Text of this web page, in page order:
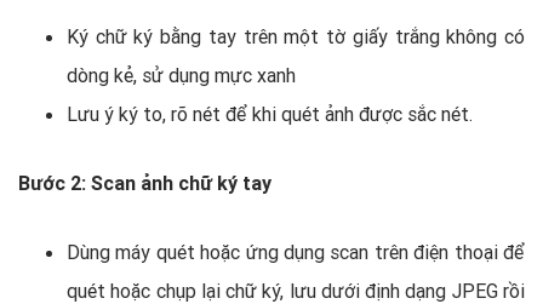
Ký chữ ký bằng tay trên một tờ giấy trắng không có
dòng kẻ, sử dụng mực xanh
Lưu ý ký to, rõ nét để khi quét ảnh được sắc nét.
Bước 2: Scan ảnh chữ ký tay
Dùng máy quét hoặc ứng dụng scan trên điện thoại để
quét hoặc chụp lại chữ ký, lưu dưới định dạng JPEG rồi